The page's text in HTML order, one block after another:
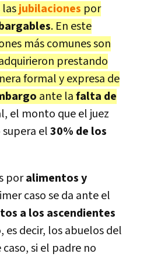
lasjubilaciones por
. En este
más comunes son
prestando
formal y expresa de
ante lafalta de
el monto que el juez
el30% de los
poralimentos y
caso se da ante el
a los ascendientes
, es decir, los abuelos del
si el padre no